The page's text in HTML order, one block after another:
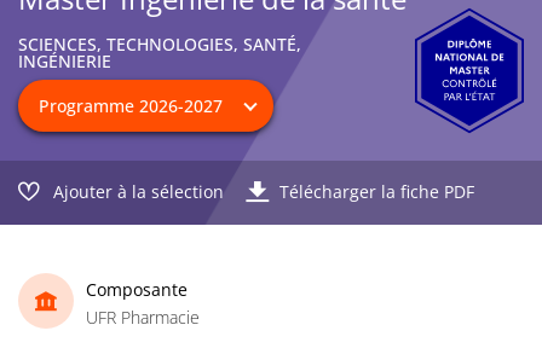
SCIENCES, TECHNOLOGIES, SANTÉ,
INGÉNIERIE
Ajouter à la sélection Télécharger la fiche PDF
Composante
UFR Pharmacie